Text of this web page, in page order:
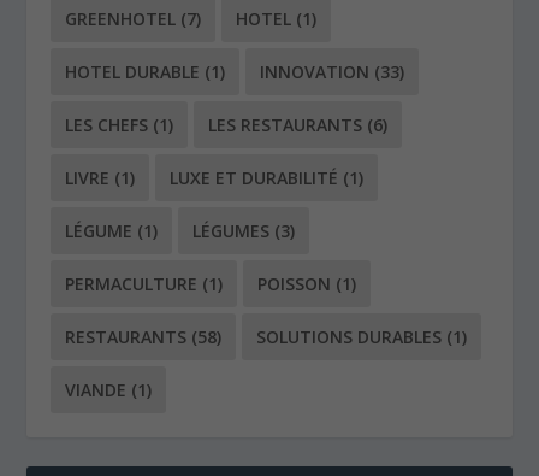
GREENHOTEL (7) HOTEL (1)
HOTEL DURABLE (1) INNOVATION (33)
LES CHEFS (1) LES RESTAURANTS (6)
LIVRE (1) LUXE ET DURABILITÉ (1)
LÉGUME (1) LÉGUMES (3)
PERMACULTURE (1) POISSON (1)
RESTAURANTS (58) SOLUTIONS DURABLES (1)
VIANDE (1)